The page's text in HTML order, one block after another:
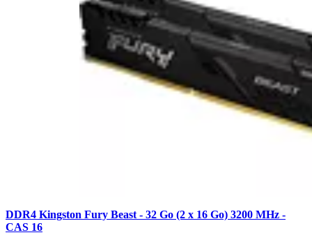
DDR4 Kingston Fury Beast - 32 Go (2 x 16 Go) 3200 MHz -
CAS 16